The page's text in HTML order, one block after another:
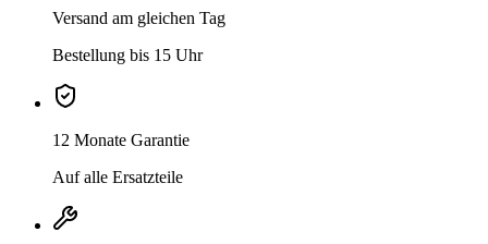
Versand am gleichen Tag
Bestellung bis 15 Uhr
12 Monate Garantie
Auf alle Ersatzteile